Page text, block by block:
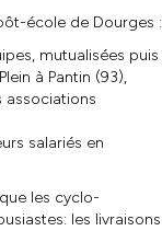
école de Dourges :
mutualisées puis
à Pantin (93),
associations
salariés en
les cyclo-
les livraisons